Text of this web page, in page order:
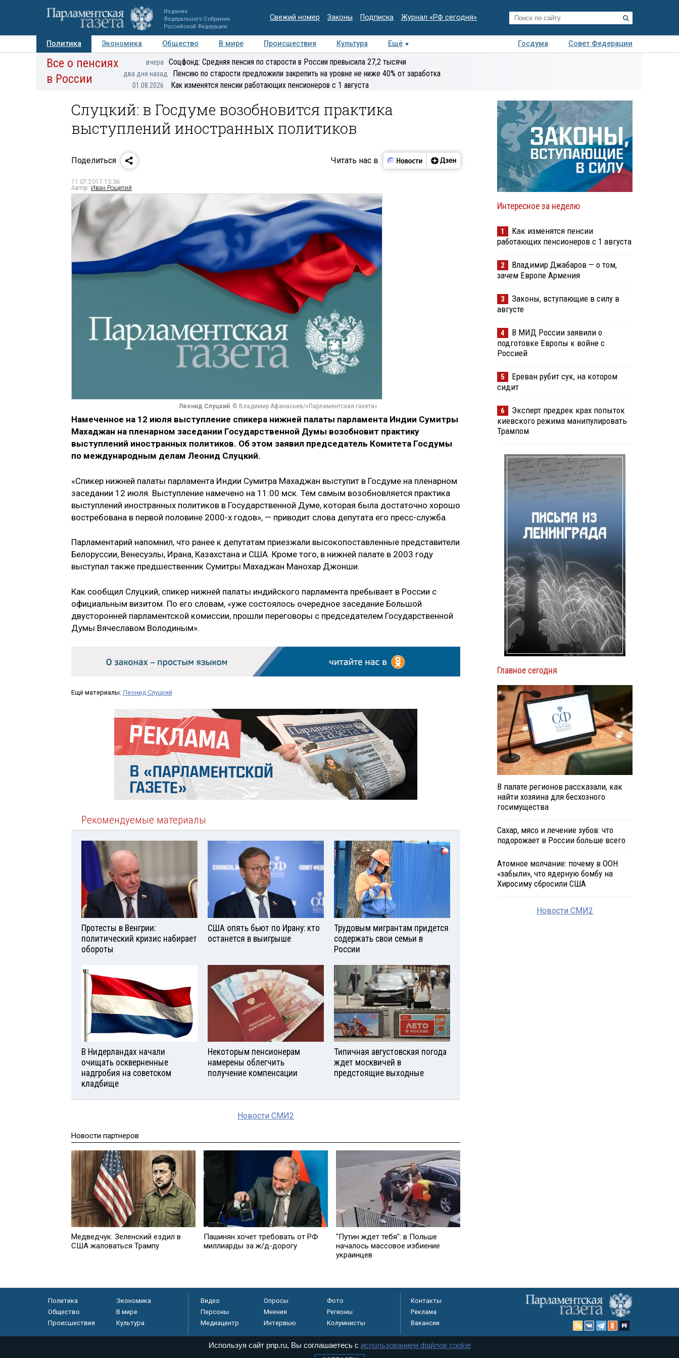
Издание
Федерального Собрания
Российской Федерации
Свежий номер Законы Подписка Журнал «РФ сегодня»
Политика Экономика Общество В мире Происшествия Культура Ещё Госдума
Совет Федерации
Авторы Персоны Мнения Регионы Медиацентр Интервью Колумнисты
экспертиза
Все о пенсиях
в России
вчера Соцфонд: Средняя пенсия по старости в России превысила 27,2 тысячи
два дня назад Пенсию по старости предложили закрепить на уровне не ниже 40% от заработка
01.08.2026 Как изменятся пенсии работающих пенсионеров с 1 августа
Слуцкий: в Госдуме возобновится практика
выступлений иностранных политиков
Поделиться Читать нас в
11.07.2017 13:36
Автор: Иван Рощепий
Леонид Слуцкий © Владимир Афанасьев/«Парламентская газета»
Намеченное на 12 июля выступление спикера нижней палаты парламента Индии Сумитры
Махаджан на пленарном заседании Государственной Думы возобновит практику
выступлений иностранных политиков. Об этом заявил председатель Комитета Госдумы
по международным делам Леонид Слуцкий.
«Спикер нижней палаты парламента Индии Сумитра Махаджан выступит в Госдуме на пленарном
заседании 12 июля. Выступление намечено на 11:00 мск. Тем самым возобновляется практика
выступлений иностранных политиков в Государственной Думе, которая была достаточно хорошо
востребована в первой половине 2000-х годов», — приводит слова депутата его пресс-служба.
Парламентарий напомнил, что ранее к депутатам приезжали высокопоставленные представители
Белоруссии, Венесуэлы, Ирана, Казахстана и США. Кроме того, в нижней палате в 2003 году
выступал также предшественник Сумитры Махаджан Манохар Джонши.
Как сообщил Слуцкий, спикер нижней палаты индийского парламента пребывает в России с
официальным визитом. По его словам, «уже состоялось очередное заседание Большой
двусторонней парламентской комиссии, прошли переговоры с председателем Государственной
Думы Вячеславом Володиным».
Ещё материалы: Леонид Слуцкий
Рекомендуемые материалы
Протесты в Венгрии:
политический кризис набирает
обороты
США опять бьют по Ирану: кто
останется в выигрыше
Трудовым мигрантам придется
содержать свои семьи в
России
В Нидерландах начали
очищать оскверненные
надгробия на советском
кладбище
Некоторым пенсионерам
намерены облегчить
получение компенсации
Типичная августовская погода
ждет москвичей в
предстоящие выходные
Новости СМИ2
Новости партнеров
Медведчук: Зеленский ездил в
США жаловаться Трампу
Пашинян хочет требовать от РФ
миллиарды за ж/д-дорогу
"Путин ждет тебя": в Польше
началось массовое избиение
украинцев
Интересное за неделю
1
Как изменятся пенсии
работающих пенсионеров с 1 августа
2
Владимир Джабаров — о том,
зачем Европе Армения
3
Законы, вступающие в силу в
августе
4
В МИД России заявили о
подготовке Европы к войне с
Россией
5
Ереван рубит сук, на котором
сидит
6
Эксперт предрек крах попыток
киевского режима манипулировать
Трампом
Главное сегодня
В палате регионов рассказали, как
найти хозяина для бесхозного
госимущества
Сахар, мясо и лечение зубов: что
подорожает в России больше всего
Атомное молчание: почему в ООН
«забыли», что ядерную бомбу на
Хиросиму сбросили США
Новости СМИ2
Политика
Экономика
Общество
В мире
Происшествия
Культура
Видео Опросы
Фото
Персоны
Мнения
Регионы
Медиацентр
Интервью Колумнисты
Контакты
Реклама
Вакансии
Используя сайт pnp.ru, Вы соглашаетесь с использованием файлов cookie